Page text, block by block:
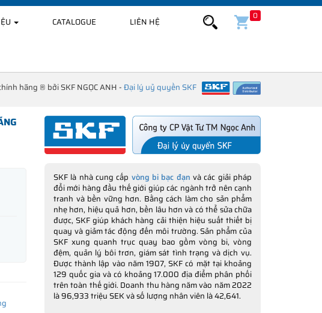
CATALOGUE LIÊN HỆ
0
hãng ® bởi SKF NGỌC ANH -Đại lý uỷ quyền SKF
SKF là nhà cung cấp vòng bi bạc đạn và các giải pháp
đổi mới hàng đầu thế giới giúp các ngành trở nên cạnh
tranh và bền vững hơn. Bằng cách làm cho sản phẩm
nhẹ hơn, hiệu quả hơn, bền lâu hơn và có thể sửa chữa
được, SKF giúp khách hàng cải thiện hiệu suất thiết bị
quay và giảm tác động đến môi trường. Sản phẩm của
SKF xung quanh trục quay bao gồm vòng bi, vòng
đệm, quản lý bôi trơn, giám sát tình trạng và dịch vụ.
Được thành lập vào năm 1907, SKF có mặt tại khoảng
129 quốc gia và có khoảng 17.000 địa điểm phân phối
trên toàn thế giới. Doanh thu hàng năm vào năm 2022
là 96,933 triệu SEK và số lượng nhân viên là 42,641.